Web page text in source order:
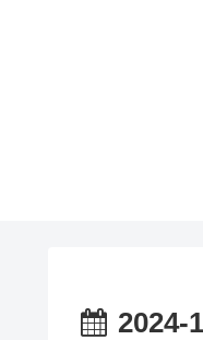
2024-